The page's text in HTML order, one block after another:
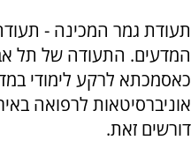
תעודת גמר המכינה -
המדעים. התעודה של תל
כאסמכתא לרקע לימודי
אוניברסיטאות לרפואה
דורשים זאת.